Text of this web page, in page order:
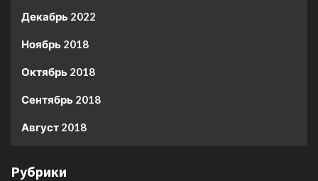
Декабрь 2022
Ноябрь 2018
Октябрь 2018
Сентябрь 2018
Август 2018
Рубрики